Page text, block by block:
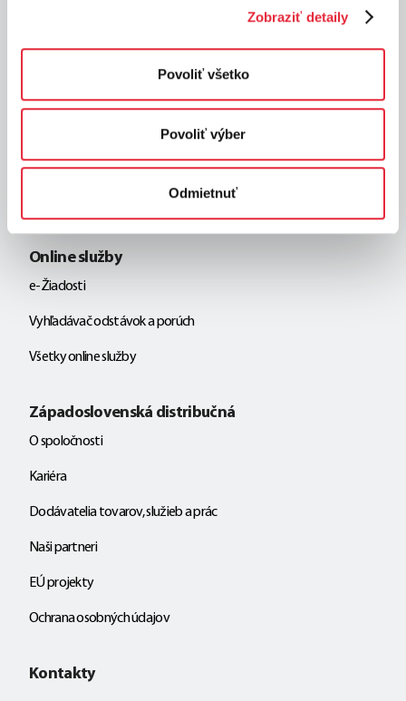
Zobraziť detaily
Povoliť všetko
Povoliť výber
Odmietnuť
Developeri
Dodávatelia
Online služby
e-Žiadosti
Vyhľadávač odstávok a porúch
Všetky online služby
Západoslovenská distribučná
O spoločnosti
Kariéra
Dodávatelia tovarov, služieb a prác
Naši partneri
EÚ projekty
Ochrana osobných údajov
Kontakty